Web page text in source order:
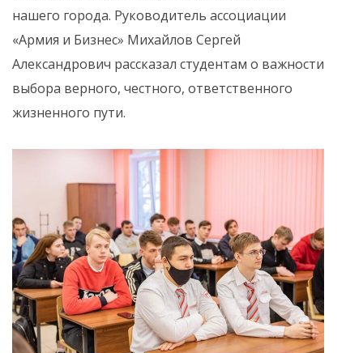
нашего города. Руководитель ассоциации
«Армия и Бизнес» Михайлов Сергей
Александрович рассказал студентам о важности
выбора верного, честного, ответственного
жизненного пути.